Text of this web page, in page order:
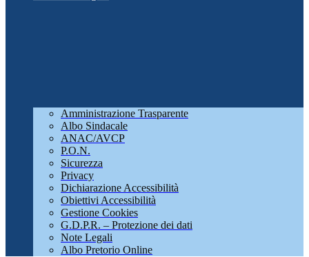
Amministrazione Trasparente
Albo Sindacale
ANAC/AVCP
P.O.N.
Sicurezza
Privacy
Dichiarazione Accessibilità
Obiettivi Accessibilità
Gestione Cookies
G.D.P.R. – Protezione dei dati
Note Legali
Albo Pretorio Online